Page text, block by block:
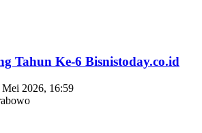
Tahun Ke-6 Bisnistoday.co.id
Mei 2026, 16:59